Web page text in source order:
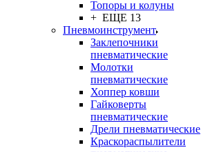
Топоры и колуны
+ ЕЩЕ 13
Пневмоинструмент
Заклепочники
пневматические
Молотки
пневматические
Хоппер ковши
Гайковерты
пневматические
Дрели пневматические
Краскораспылители